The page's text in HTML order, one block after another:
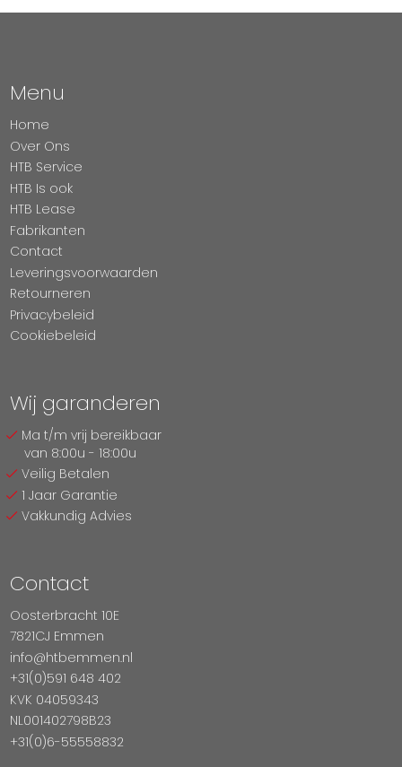
Menu
Home
Over Ons
HTB Service
HTB Is ook
HTB Lease
Fabrikanten
Contact
Leveringsvoorwaarden
Retourneren
Privacybeleid
Cookiebeleid
Wij garanderen
Ma t/m vrij bereikbaar
van 8:00u - 18:00u
Veilig Betalen
1 Jaar Garantie
Vakkundig Advies
Contact
Oosterbracht 10E
7821CJ Emmen
info@htbemmen.nl
+31(0)591 648 402
KVK 04059343
NL001402798B23
+31(0)6-55558832